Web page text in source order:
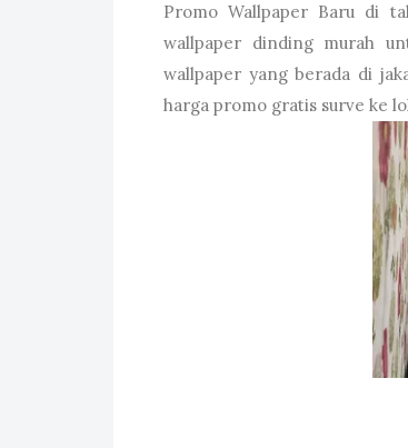
Promo Wallpaper Baru di
wallpaper dinding murah
wallpaper yang berada di
harga promo gratis surve ke